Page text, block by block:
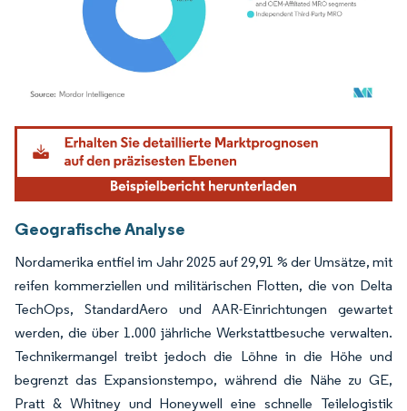
Bild © Mordor Intelligence. Wiederverwendung erfordert Namensnennung gemäß
Geografische Analyse
Nordamerika entfiel im Jahr 2025 auf 29,91 % der Umsätze, mit
reifen kommerziellen und militärischen Flotten, die von Delta
TechOps, StandardAero und AAR-Einrichtungen gewartet
werden, die über 1.000 jährliche Werkstattbesuche verwalten.
Technikermangel treibt jedoch die Löhne in die Höhe und
begrenzt das Expansionstempo, während die Nähe zu GE,
Pratt & Whitney und Honeywell eine schnelle Teilelogistik